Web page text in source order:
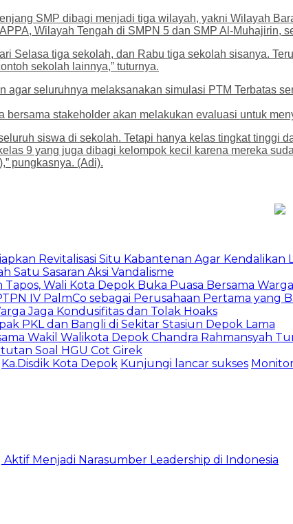
SMP dibagi menjadi tiga wilayah, yakni Wilayah
Wilayah Tengah di SMPN 5 dan SMP Al-Muhajirin,
Selasa tiga sekolah, dan Rabu tiga sekolah sisanya.
sekolah lainnya,” tuturnya.
agar seluruhnya melaksanakan simulasi PTM Terbatas
bersama stakeholder akan melakukan evaluasi untuk
siswa di sekolah. Tetapi hanya kelas tingkat
9 yang juga dibagi kelompok kecil karena mereka
pungkasnya. (Adi).
Revitalisasi Situ Kabantenan Agar Kendalikan
Satu Sasaran Aksi Vandalisme
Wali Kota Depok Buka Puasa Bersama
IV PalmCo sebagai Perusahaan Pertama yang
Jaga Kondusifitas dan Tolak Hoaks
PKL dan Bangli di Sekitar Stasiun Depok Lama
Wakil Walikota Depok Chandra Rahmansyah
Soal HGU Cot Girek
Ka.Disdik Kota Depok Kunjungi lancar sukses
Menjadi Narasumber Leadership di Indonesia